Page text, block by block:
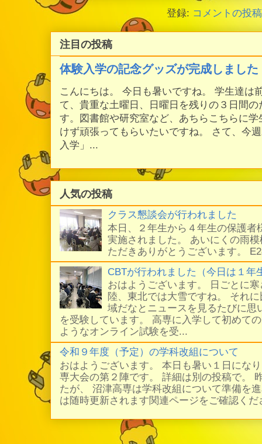
登録: コメントの投
注目の投稿
体験入学の記念グッズが完成しました
こんにちは。 今日も暑いですね。 学生達は
て、貴重な土曜日、日曜日を残りの３日間
す。図書館や研究室など、あちらこちらに
けず頑張ってもらいたいですね。 さて、今
入学」...
人気の投稿
クラス懇談会が行われました
本日、２年生から４年生の保護者
実施されました。 あいにくの雨
ただきありがとうございます。
CBTが行われました（今日は１年
おはようございます。 日ごとに
陸、東北では大雪ですね。 それ
域だなとニュースを見るたびに思
を受験しています。 高専に入学して初めて
ようなオンライン試験を受...
令和９年度（予定）の学科改組について
おはようございます。 本日も暑い１日にな
専大会の第２陣です。 詳細は別の投稿で。
たが、 沼津高専は学科改組について準備を
は随時更新されます関連ページをご確認く